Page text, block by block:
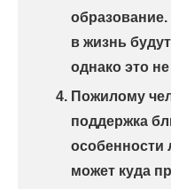
в жизнь
однако это
Пожилому
поддержка
может куда